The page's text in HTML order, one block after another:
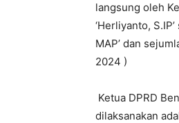
langsung oleh
‘Herliyanto,
MAP’ dan
2024 )
Ketua DPRD
dilaksanakan